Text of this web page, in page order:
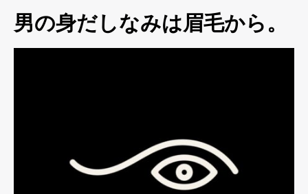
男の身だしなみは眉毛から。